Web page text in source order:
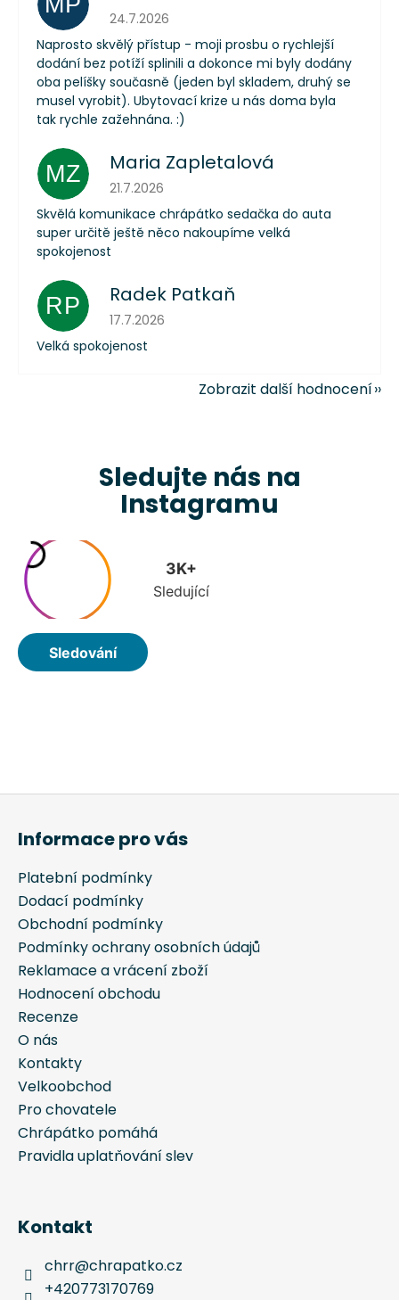
Hodnocení obchodu je 5 z 5 hvězdiček.
24.7.2026
Naprosto skvělý přístup - moji prosbu o rychlejší
dodání bez potíží splinili a dokonce mi byly dodány
oba pelíšky současně (jeden byl skladem, druhý se
musel vyrobit). Ubytovací krize u nás doma byla
tak rychle zažehnána. :)
MZ Maria Zapletalová
Hodnocení obchodu je 5 z 5 hvězdiček.
21.7.2026
Skvělá komunikace chrápátko sedačka do auta
super určitě ještě něco nakoupíme velká
spokojenost
RP Radek Patkaň
Hodnocení obchodu je 5 z 5 hvězdiček.
17.7.2026
Velká spokojenost
Zobrazit další hodnocení
Sledujte nás na
Instagramu
Z
Informace pro vás
Platební podmínky
Dodací podmínky
Obchodní podmínky
Podmínky ochrany osobních údajů
Reklamace a vrácení zboží
Hodnocení obchodu
Recenze
O nás
Kontakty
Velkoobchod
Pro chovatele
Chrápátko pomáhá
Pravidla uplatňování slev
Kontakt
chrr@chrapatko.cz
+420773170769